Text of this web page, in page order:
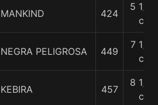
MANKIND 424
5 1/2
c
NEGRA PELIGROSA 449
7 1/2
c
KEBIRA 457
8 1/4
c